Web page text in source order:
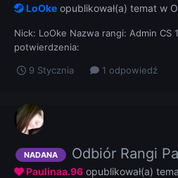
LoOke opublikował(a) temat w
Nick: LoOke Nazwa rangi: Admin CS
potwierdzenia:
9 Stycznia 1 odpowiedź
NADANA Odbiór Rangi
Paulinaa.96 opublikował(a)